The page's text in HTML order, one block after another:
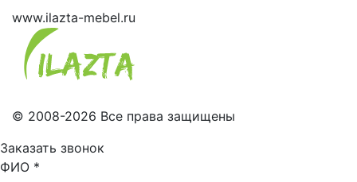
www.ilazta-mebel.ru
© 2008-2026 Все права защищены
Заказать звонок
ФИО *